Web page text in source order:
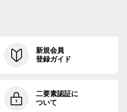
新規会員
登録ガイド
二要素認証に
ついて